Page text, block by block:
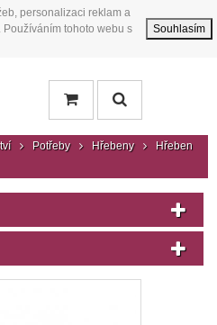
personalizaci reklam a
tohoto webu s
Souhlasím
Potřeby Hřebeny
Hřeben